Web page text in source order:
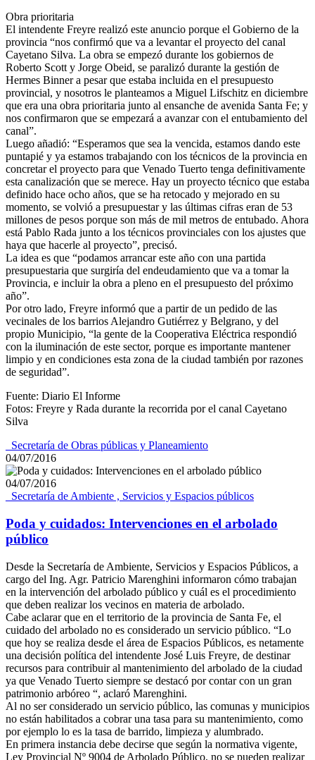
Obra prioritaria
El intendente Freyre realizó este anuncio porque el Gobierno de la
provincia “nos confirmó que va a levantar el proyecto del canal
Cayetano Silva. La obra se empezó durante los gobiernos de
Roberto Scott y Jorge Obeid, se paralizó durante la gestión de
Hermes Binner a pesar que estaba incluida en el presupuesto
provincial, y nosotros le planteamos a Miguel Lifschitz en diciembre
que era una obra prioritaria junto al ensanche de avenida Santa Fe; y
nos confirmaron que se empezará a avanzar con el entubamiento del
canal”.
Luego añadió: “Esperamos que sea la vencida, estamos dando este
puntapié y ya estamos trabajando con los técnicos de la provincia en
concretar el proyecto para que Venado Tuerto tenga definitivamente
esta canalización que se merece. Hay un proyecto técnico que estaba
definido hace ocho años, que se ha retocado y mejorado en su
momento, se volvió a presupuestar y las últimas cifras eran de 53
millones de pesos porque son más de mil metros de entubado. Ahora
está Pablo Rada junto a los técnicos provinciales con los ajustes que
haya que hacerle al proyecto”, precisó.
La idea es que “podamos arrancar este año con una partida
presupuestaria que surgiría del endeudamiento que va a tomar la
Provincia, e incluir la obra a pleno en el presupuesto del próximo
año”.
Por otro lado, Freyre informó que a partir de un pedido de las
vecinales de los barrios Alejandro Gutiérrez y Belgrano, y del
propio Municipio, “la gente de la Cooperativa Eléctrica respondió
con la iluminación de este sector, porque es importante mantener
limpio y en condiciones esta zona de la ciudad también por razones
de seguridad”.
Fuente: Diario El Informe
Fotos: Freyre y Rada durante la recorrida por el canal Cayetano
Silva
_Secretaría de Obras públicas y Planeamiento
04/07/2016
04/07/2016
_Secretaría de Ambiente , Servicios y Espacios públicos
Poda y cuidados: Intervenciones en el arbolado
público
Desde la Secretaría de Ambiente, Servicios y Espacios Públicos, a
cargo del Ing. Agr. Patricio Marenghini informaron cómo trabajan
en la intervención del arbolado público y cuál es el procedimiento
que deben realizar los vecinos en materia de arbolado.
Cabe aclarar que en el territorio de la provincia de Santa Fe, el
cuidado del arbolado no es considerado un servicio público. “Lo
que hoy se realiza desde el área de Espacios Públicos, es netamente
una decisión política del intendente José Luis Freyre, de destinar
recursos para contribuir al mantenimiento del arbolado de la ciudad
ya que Venado Tuerto siempre se destacó por contar con un gran
patrimonio arbóreo “, aclaró Marenghini.
Al no ser considerado un servicio público, las comunas y municipios
no están habilitados a cobrar una tasa para su mantenimiento, como
por ejemplo lo es la tasa de barrido, limpieza y alumbrado.
En primera instancia debe decirse que según la normativa vigente,
Ley Provincial Nº 9004 de Arbolado Público, no se pueden realizar